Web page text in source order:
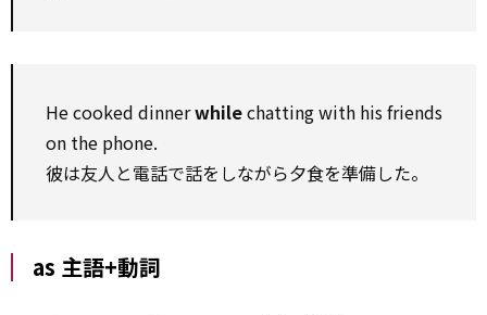
He cooked dinnerwhilechatting with his friends
on the phone.
彼は友人と電話で話をしながら夕食を準備した。
as 主語+動詞